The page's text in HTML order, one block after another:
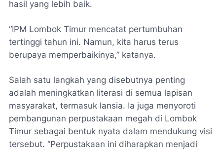
hasil yang lebih baik.
“IPM Lombok Timur mencatat pertumbuhan
tertinggi tahun ini. Namun, kita harus terus
berupaya memperbaikinya,” katanya.
Salah satu langkah yang disebutnya penting
adalah meningkatkan literasi di semua lapisan
masyarakat, termasuk lansia. Ia juga menyoroti
pembangunan perpustakaan megah di Lombok
Timur sebagai bentuk nyata dalam mendukung visi
tersebut. “Perpustakaan ini diharapkan menjadi